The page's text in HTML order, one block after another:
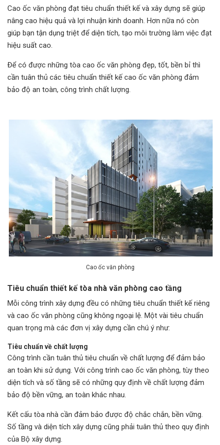
Cao ốc văn phòng đạt tiêu chuẩn thiết kế và xây dựng sẽ giúp
nâng cao hiệu quả và lợi nhuận kinh doanh. Hơn nữa nó còn
giúp bạn tận dụng triệt để diện tích, tạo môi trường làm việc đạt
hiệu suất cao.
Để có được những tòa cao ốc văn phòng đẹp, tốt, bền bỉ thì
cần tuân thủ các tiêu chuẩn thiết kế cao ốc văn phòng đảm
bảo độ an toàn, công trình chất lượng.
Cao ốc văn phòng
Tiêu chuẩn thiết kế tòa nhà văn phòng cao tầng
Mỗi công trình xây dựng đều có những tiêu chuẩn thiết kế riêng
và cao ốc văn phòng cũng không ngoại lệ. Một vài tiêu chuẩn
quan trọng mà các đơn vị xây dựng cần chú ý như:
Tiêu chuẩn về chất lượng
Công trình cần tuân thủ tiêu chuẩn về chất lượng để đảm bảo
an toàn khi sử dụng. Với công trình cao ốc văn phòng, tùy theo
diện tích và số tầng sẽ có những quy định về chất lượng đảm
bảo độ bền vững, an toàn khác nhau.
Kết cấu tòa nhà cần đảm bảo được độ chắc chắn, bền vững.
Số tầng và diện tích xây dựng cũng phải tuân thủ theo quy định
của Bộ xây dựng.